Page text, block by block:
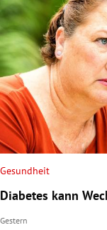
Gesundheit
Diabetes kann
Gestern